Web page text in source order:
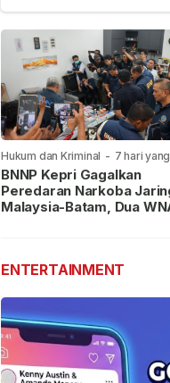
Hukum dan Kriminal - 7 hari
BNNP Kepri Gagalkan
Peredaran Narkoba
Malaysia-Batam, Dua
ENTERTAINMENT